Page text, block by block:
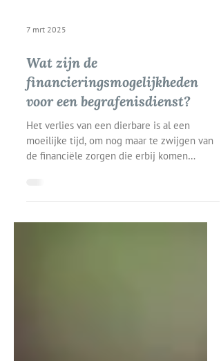
7 mrt 2025
Wat zijn de
financieringsmogelijkheden
voor een begrafenisdienst?
de financiële zorgen die erbij komen
kijken....